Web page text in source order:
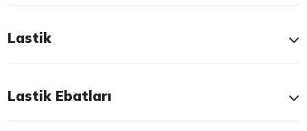
Lastik
Lastik Ebatları